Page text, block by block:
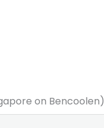
on Bencoolen)